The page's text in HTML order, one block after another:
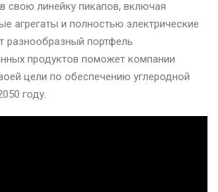
свою линейку пикапов, включая
агрегаты и полностью электрические
разнообразный портфель
продуктов поможет компании
цели по обеспечению углеродной
году.